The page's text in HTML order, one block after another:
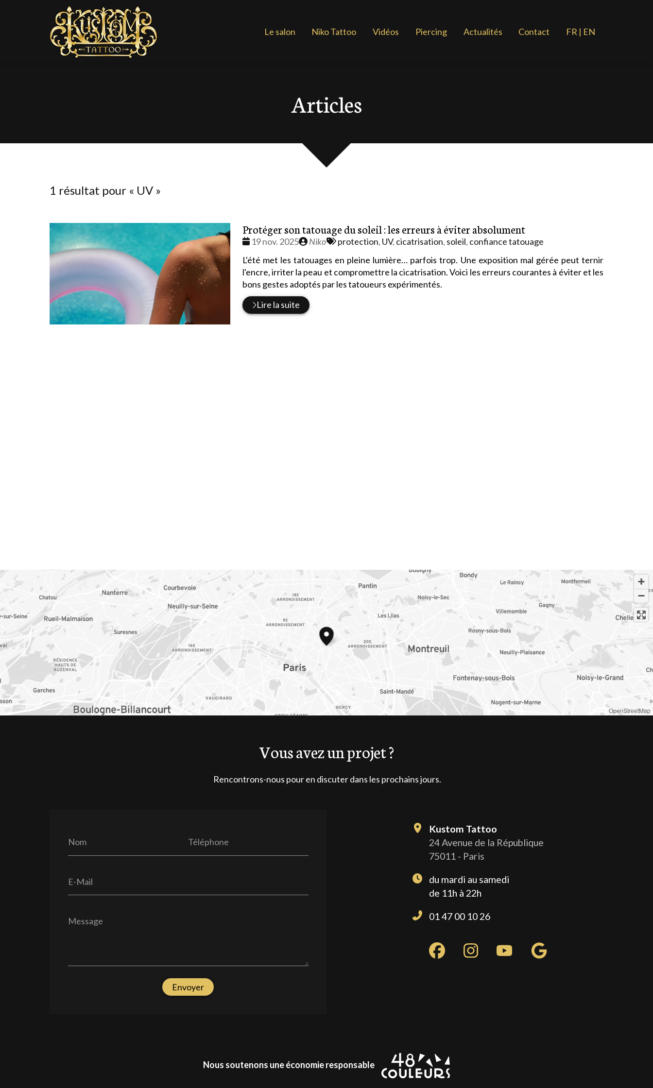
Le salon Niko Tattoo Vidéos Piercing Actualités Contact FR | EN
Articles
1 résultat pour « UV »
Protéger son tatouage du soleil : les erreurs à éviter absolument
Date
19 nov. 2025
Publié
Niko
Tags
protection, UV, cicatrisation, soleil, confiance tatouage
L'été met les tatouages en pleine lumière… parfois trop. Une exposition mal gérée peut ternir
l'encre, irriter la peau et compromettre la cicatrisation. Voici les erreurs courantes à éviter et les
bons gestes adoptés par les tatoueurs expérimentés.
Lire la suite
OpenStreetMap
Vous avez un projet ?
Rencontrons-nous pour en discuter dans les prochains jours.
Nom Téléphone
E-Mail
Message
Envoyer
Kustom Tattoo
24 Avenue de la République
75011 - Paris
du mardi au samedi
de 11h à 22h
01 47 00 10 26
Nous soutenons une économie responsable